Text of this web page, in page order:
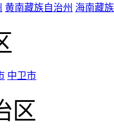
黄南藏族自治州 海南藏
中卫市
区